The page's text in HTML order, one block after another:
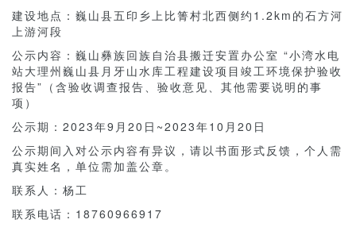
建设地点：巍山县五印乡上比箐村北西侧约1.2km的石方河
上游河段
公示内容：巍山彝族回族自治县搬迁安置办公室 “小湾水电
站大理州巍山县月牙山水库工程建设项目竣工环境保护验收
报告”（含验收调查报告、验收意见、其他需要说明的事
项）
公示期：2023年9月20日~2023年10月20日
公示期间入对公示内容有异议，请以书面形式反馈，个人需
真实姓名，单位需加盖公章。
联系人：杨工
联系电话：18760966917